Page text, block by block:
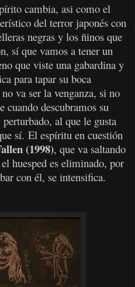
cambia, asi como el
del terror japonés con
negras y los ñinos que
sí que vamos a tener un
que viste una gabardina y
para tapar su boca
va ser la venganza, si no
cuando descubramos su
al que le gusta
sí. El espíritu en cuestión
(1998), que va saltando
huesped es eliminado, por
con él, se intensifica.